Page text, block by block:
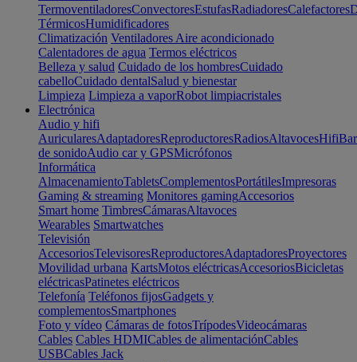
TermoventiladoresConvectoresEstufasRadiadoresCalefactores
TérmicosHumidificadores
Climatización Ventiladores Aire acondicionado
Calentadores de agua Termos eléctricos
Belleza y salud Cuidado de los hombresCuidado
cabelloCuidado dentalSalud y bienestar
Limpieza Limpieza a vaporRobot limpiacristales
Electrónica
Audio y hifi
AuricularesAdaptadoresReproductoresRadiosAltavocesHifi
de sonidoAudio car y GPSMicrófonos
Informática
AlmacenamientoTabletsComplementosPortátilesImpresoras
Gaming & streaming Monitores gamingAccesorios
Smart home TimbresCámarasAltavoces
Wearables Smartwatches
Televisión
AccesoriosTelevisoresReproductoresAdaptadoresProyectores
Movilidad urbana KartsMotos eléctricasAccesoriosBicicletas
eléctricasPatinetes eléctricos
Telefonía Teléfonos fijosGadgets y
complementosSmartphones
Foto y vídeo Cámaras de fotosTrípodesVideocámaras
Cables Cables HDMICables de alimentaciónCables
USBCables Jack